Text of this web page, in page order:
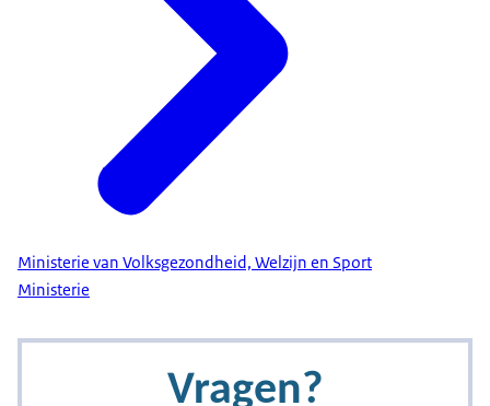
Ministerie van Volksgezondheid, Welzijn en Sport
Ministerie